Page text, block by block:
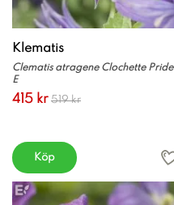
Klematis
Clematis atragene Clochette Pride
E
415 kr 519 kr
Köp